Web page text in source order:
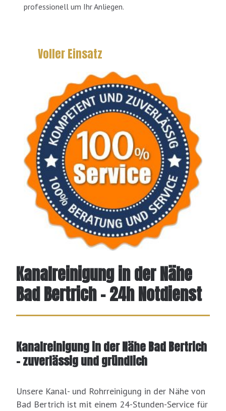
Kanalreinigung in der Nähe
Bad Bertrich - 24h Notdienst
Kanalreinigung in der Nähe Bad Bertrich
– zuverlässig und gründlich
Unsere Kanal- und Rohrreinigung in der Nähe von
Bad Bertrich ist mit einem 24-Stunden-Service für
professionell um Ihr Anliegen.
Voller Einsatz